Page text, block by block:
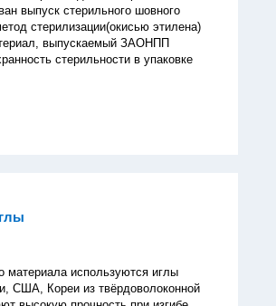
выпуск стерильного шовного
стерилизации(окисью этилена)
выпускаемый ЗАОНПП
стерильности в упаковке
используются иглы
США, Кореи из твёрдоволоконной